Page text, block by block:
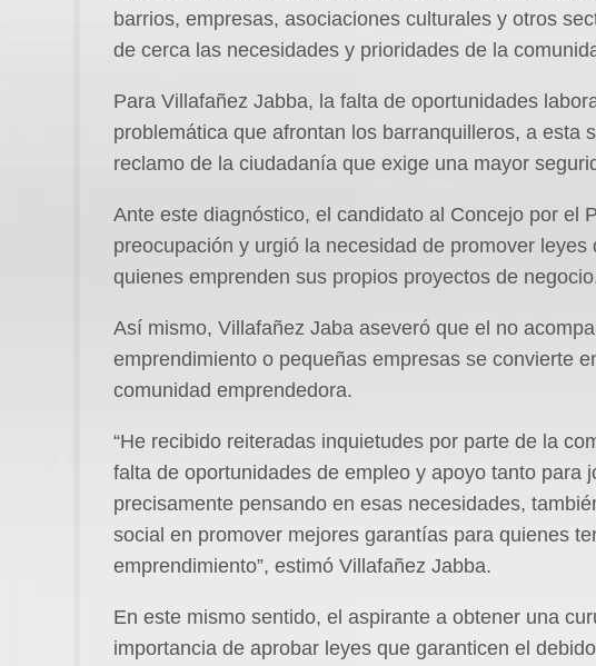
barrios, empresas, asociaciones culturales y otros
de cerca las necesidades y prioridades de la
Para Villafañez Jabba, la falta de oportunidades
problemática que afrontan los barranquilleros, a esta
reclamo de la ciudadanía que exige una mayor
Ante este diagnóstico, el candidato al Concejo por el
preocupación y urgió la necesidad de promover
quienes emprenden sus propios proyectos de
Así mismo, Villafañez Jaba aseveró que el no
emprendimiento o pequeñas empresas se convierte
comunidad emprendedora.
“He recibido reiteradas inquietudes por parte de la
falta de oportunidades de empleo y apoyo tanto para
precisamente pensando en esas necesidades,
social en promover mejores garantías para quienes
emprendimiento”, estimó Villafañez Jabba.
En este mismo sentido, el aspirante a obtener una
importancia de aprobar leyes que garanticen el